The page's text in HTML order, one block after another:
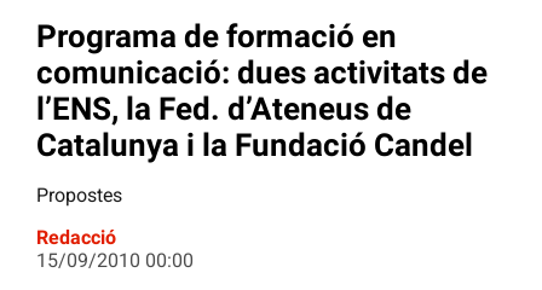
Programa de formació en
comunicació: dues activitats de
l’ENS, la Fed. d’Ateneus de
Catalunya i la Fundació Candel
Propostes
Redacció
15/09/2010 00:00